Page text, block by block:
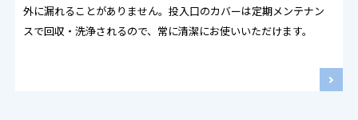
外に漏れることがありません。投入口のカバーは定期メンテナン
スで回収・洗浄されるので、常に清潔にお使いいただけます。